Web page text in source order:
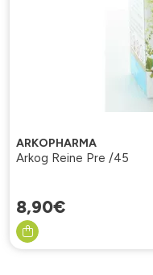
ARKOPHARMA
Arkog Reine Pre /45
8,90€